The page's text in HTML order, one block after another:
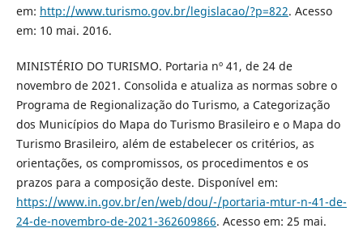
em: http://www.turismo.gov.br/legislacao/?p=822. Acesso
em: 10 mai. 2016.
MINISTÉRIO DO TURISMO. Portaria nº 41, de 24 de
novembro de 2021. Consolida e atualiza as normas sobre o
Programa de Regionalização do Turismo, a Categorização
dos Municípios do Mapa do Turismo Brasileiro e o Mapa do
Turismo Brasileiro, além de estabelecer os critérios, as
orientações, os compromissos, os procedimentos e os
prazos para a composição deste. Disponível em:
https://www.in.gov.br/en/web/dou/-/portaria-mtur-n-41-de-
24-de-novembro-de-2021-362609866. Acesso em: 25 mai.